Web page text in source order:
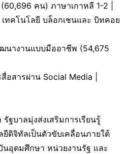
คน) ภาษาเกาหลี 1-2 |
ทคโนโลยี บล็อกเชนและ บิทคอย
นางานแบบมืออาชีพ (54,675
อสารผ่าน Social Media |
ฐบาลมุ่งส่งเสริมการเรียนรู้
ดิจิทัลเป็นตัวขับเคลื่อนภายใต้
อุดมศึกษา หน่วยงานรัฐ และ